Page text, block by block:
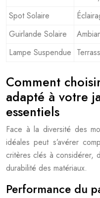
Spot Solaire
Guirlande Solaire
Lampe Suspendue
Comment
adapté à votre
essentiels
Face à la diversité des
idéales peut s’avérer
critères clés à considérer,
durabilité des matériaux.
Performance du